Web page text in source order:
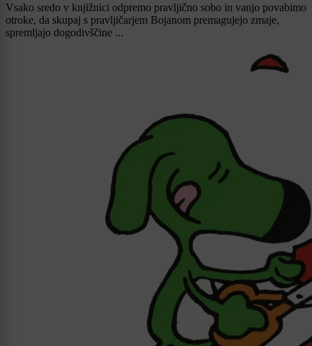
Vsako sredo v knjižnici odpremo pravljično sobo in vanjo povabimo
otroke, da skupaj s pravljičarjem Bojanom premagujejo zmaje,
spremljajo dogodivščine ...